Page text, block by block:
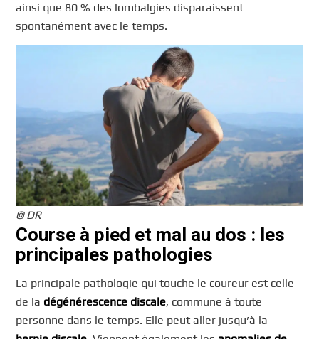
ainsi que 80 % des lombalgies disparaissent
spontanément avec le temps.
© DR
Course à pied et mal au dos : les
principales pathologies
La principale pathologie qui touche le coureur est celle
de la dégénérescence discale, commune à toute
personne dans le temps. Elle peut aller jusqu’à la